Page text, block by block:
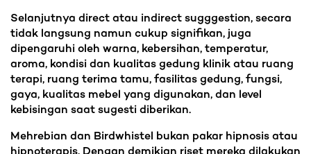
Selanjutnya direct atau indirect sugggestion, secara
tidak langsung namun cukup signifikan, juga
dipengaruhi oleh warna, kebersihan, temperatur,
aroma, kondisi dan kualitas gedung klinik atau ruang
terapi, ruang terima tamu, fasilitas gedung, fungsi,
gaya, kualitas mebel yang digunakan, dan level
kebisingan saat sugesti diberikan.
Mehrebian dan Birdwhistel bukan pakar hipnosis atau